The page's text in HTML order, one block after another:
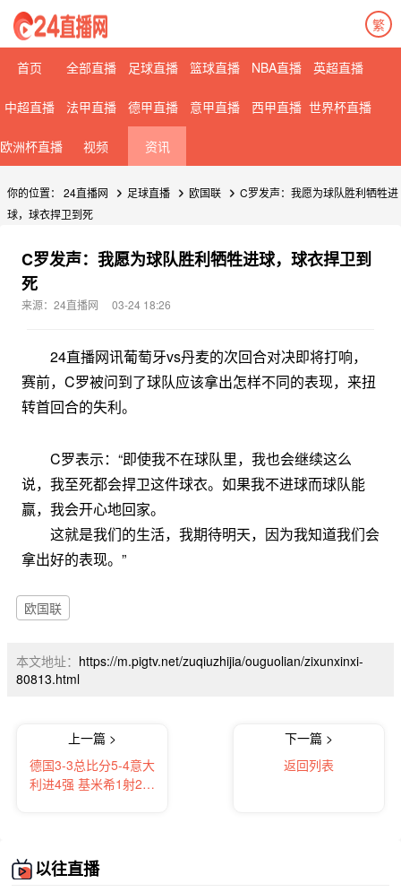
繁
首页 全部直播 足球直播 篮球直播 NBA直播 英超直播
中超直播 法甲直播 德甲直播 意甲直播 西甲直播 世界杯直播
欧洲杯直播 视频 资讯
你的位置： 24直播网 足球直播 欧国联
C罗发声：我愿为球队胜利牺牲进
球，球衣捍卫到死
C罗发声：我愿为球队胜利牺牲进球，球衣捍卫到
死
来源：24直播网 03-24 18:26
24直播网讯葡萄牙vs丹麦的次回合对决即将打响，
赛前，C罗被问到了球队应该拿出怎样不同的表现，来扭
转首回合的失利。
C罗表示：“即使我不在球队里，我也会继续这么
说，我至死都会捍卫这件球衣。如果我不进球而球队能
赢，我会开心地回家。
这就是我们的生活，我期待明天，因为我知道我们会
拿出好的表现。”
欧国联
本文地址： https://m.pigtv.net/zuqiuzhijia/ouguolian/zixunxinxi-
80813.html
上一篇 >
德国3-3总比分5-4意大
利进4强 基米希1射2传
下一篇 >
返回列表
以往直播